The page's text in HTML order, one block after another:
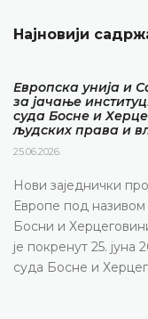
Најновији
Европска унија и
за јачање
суда Босне и
људских права и
25.06.2026.
Нови заједнички
Европе под
Босни и
је покренут 25. јуна
суда Босне и